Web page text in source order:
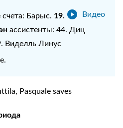
Видео
Барыс. 19.
ассистенты: 44. Диц
Виделль Линус
Pasquale saves